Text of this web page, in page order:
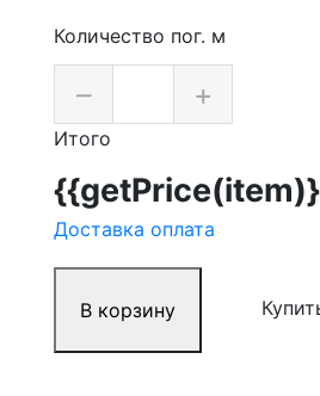
Количество пог. м
– +
Итого
Доставка оплата
В корзину